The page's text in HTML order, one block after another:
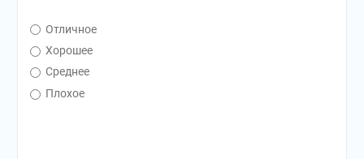
Отличное
Хорошее
Среднее
Плохое